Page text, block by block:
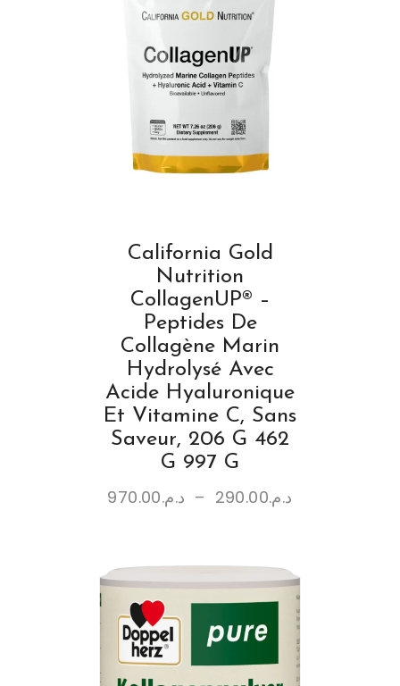
California Gold
Nutrition
CollagenUP® –
Peptides De
Collagène Marin
Hydrolysé Avec
Acide Hyaluronique
Et Vitamine C, Sans
Saveur, 206 G 462
G 997 G
د.م.290.00
– د.م.970.00